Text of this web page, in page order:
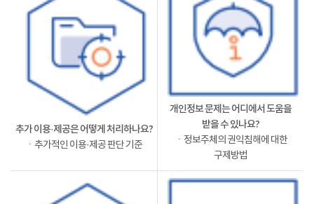
추가 이용·제공은 어떻게 처리하나요?
ㆍ추가적인 이용·제공 판단 기준
개인정보 문제는 어디에서 도움을
받을 수 있나요?
ㆍ정보주체의 권익침해에 대한
구제방법